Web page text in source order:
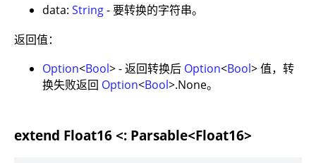
data: String- 要转换的字符串。
返回值：
Option<Bool> - 返回转换后 Option<Bool> 值，转
换失败返回 Option<Bool>.None。
extend Float16 <: Parsable<Float16>